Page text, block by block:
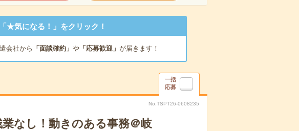
★気になる！」をクリック！
会社から 「面談確約」 や「応募歓迎」 が届きます！
一括
応募
No.TSPT26-0608235
なし！動きのある事務＠岐